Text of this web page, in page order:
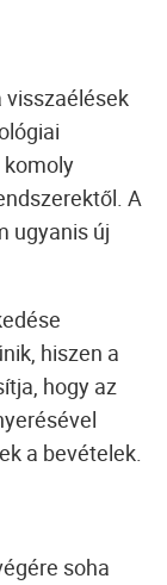
visszaélések
komoly
A
ugyanis új
hiszen a
hogy az
a bevételek.
soha